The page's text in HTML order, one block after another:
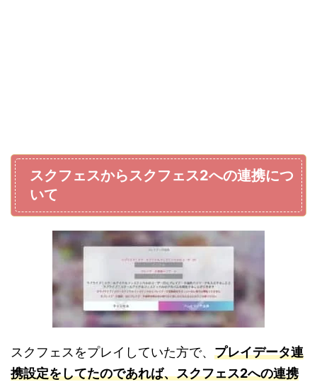
スクフェスからスクフェス2への連携につ
いて
スクフェスをプレイしていた方で、 プレイデータ連
携設定をしてたのであれば、スクフェス2への連携